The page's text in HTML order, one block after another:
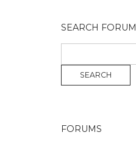
SEARCH FORUM
FORUMS